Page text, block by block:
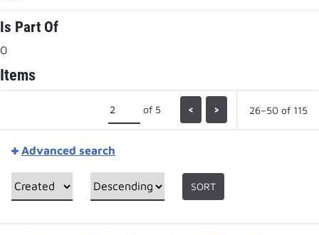
Is Part Of
0
Items
of 5 < > 26–50 of 115
Advanced search
SORT